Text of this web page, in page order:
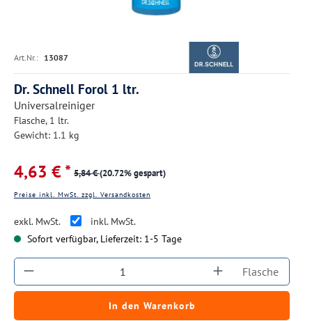
Art.Nr.: 13087
Dr. Schnell Forol 1 ltr.
Universalreiniger
Flasche, 1 ltr.
Gewicht: 1.1 kg
4,63 € * 5,84 €(20.72% gespart)
Preise inkl. MwSt. zzgl. Versandkosten
exkl. MwSt.
inkl. MwSt.
Sofort verfügbar, Lieferzeit: 1-5 Tage
Produkt Anzahl: Gib den gewünschten
Flasche
In den Warenkorb